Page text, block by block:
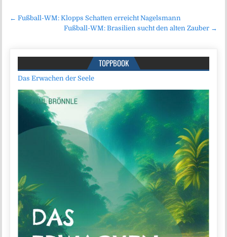
Beitragsnavigation
← Fußball-WM: Klopps Schatten erreicht Nagelsmann
Fußball-WM: Brasilien sucht den alten Zauber →
TOPPBOOK
Das Erwachen der Seele